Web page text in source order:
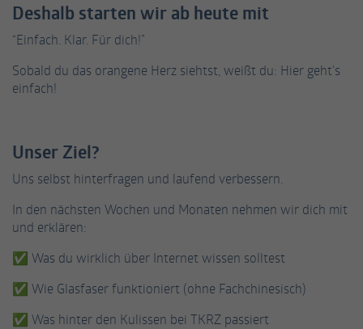
Deshalb starten wir ab heute mit
“Einfach. Klar. Für dich!”
Sobald du das orangene Herz siehtst, weißt du: Hier geht's
einfach!
Unser Ziel?
Uns selbst hinterfragen und laufend verbessern.
In den nächsten Wochen und Monaten nehmen wir dich mit
und erklären:
✅ Was du wirklich über Internet wissen solltest
✅ Wie Glasfaser funktioniert (ohne Fachchinesisch)
✅ Was hinter den Kulissen bei TKRZ passiert
Zweck
Einstellungen.
Zweck
für den Analysebericht der Website zu
verfolgen. Die Cookies speichern
randoly generierte Nummer zu, um
Anbieter Google Analytics
Laufzeit 1 Tag
Zweck
installiert. Das Cookie wird verwendet, um
Informationen darüber zu speichern, wie
Besucher eine Website nutzen, und hilft bei
der Erstellung eines Analyseberichts darüber,